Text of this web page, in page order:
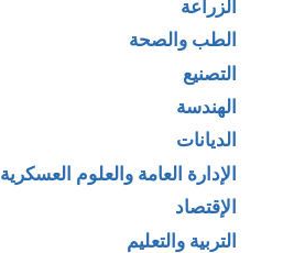
الزراعة
الطب والصحة
التصنيع
الهندسة
الديانات
الإدارة العامة والعلوم العسكرية
الإقتصاد
التربية والتعليم